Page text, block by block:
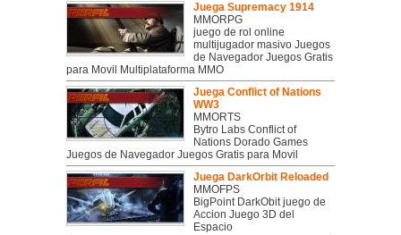
Juega Supremacy 1914
MMORPG
juego de rol online
multijugador masivo Juegos
de Navegador Juegos Gratis
para Movil Multiplataforma MMO
Juega Conflict of Nations
WW3
MMORTS
Bytro Labs Conflict of
Nations Dorado Games
Juegos de Navegador Juegos Gratis para Movil
Juega DarkOrbit Reloaded
MMOFPS
BigPoint DarkObit juego de
Accion Juego 3D del
Espacio